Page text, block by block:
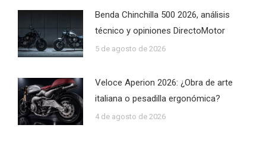
Benda Chinchilla 500 2026, análisis
técnico y opiniones DirectoMotor
5 de agosto de 2026
Veloce Aperion 2026: ¿Obra de arte
italiana o pesadilla ergonómica?
4 de agosto de 2026